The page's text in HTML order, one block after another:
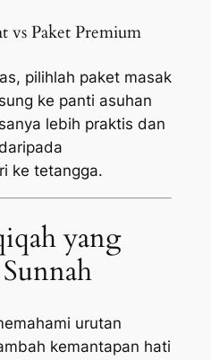
vs Paket Premium
pilihlah paket masak
ke panti asuhan
lebih praktis dan
ke tetangga.
yang
urutan
kemantapan hati